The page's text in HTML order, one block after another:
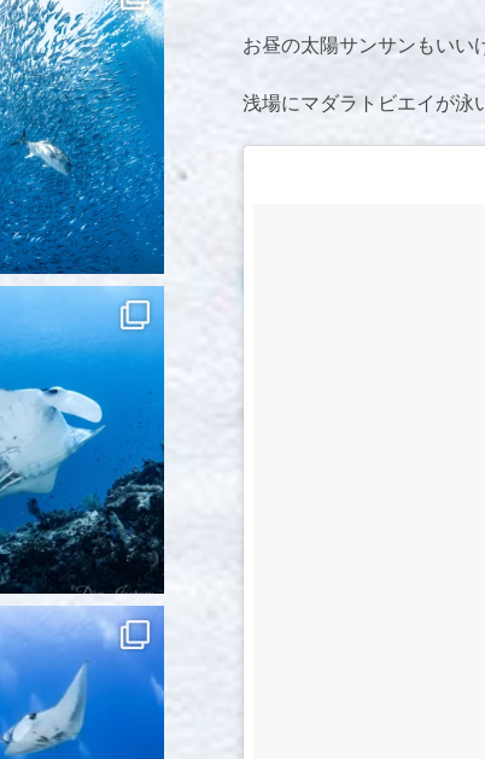
お昼の太陽サンサンもいい
浅場にマダラトビエイが泳